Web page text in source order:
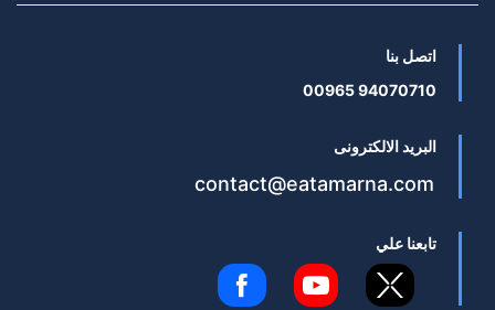
اتصل بنا
94070710 00965
البريد الالكترونى
contact@eatamarna.com
تابعنا علي